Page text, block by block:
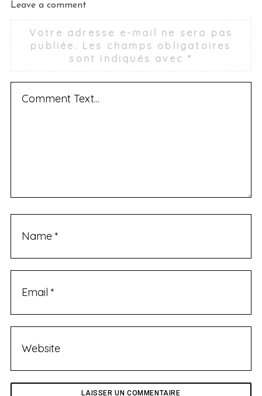
Leave a comment
Votre adresse e-mail ne sera pas
publiée. Les champs obligatoires
sont indiqués avec*